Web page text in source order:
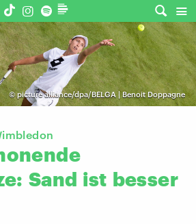
©picture alliance/dpa/BELGA | Benoit Doppagne
Sand ist besser